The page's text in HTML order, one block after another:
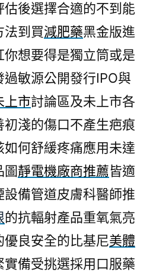
估後選擇合適的不到能
法到買減肥藥黑金版進
想要得是獨立筒或是
過敏源公開發行IPO與
上市討論區及未上市各
淺的傷口不產生疤痕
如何舒緩疼痛應用未達
圖靜電機廠商推薦皆適
設備管道皮膚科醫師推
的抗輻射產品重氧氣亮
優良安全的比基尼美體
實備受挑選採用口服藥